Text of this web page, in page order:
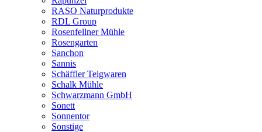
RASO Naturprodukte
RDL Group
Rosenfellner Mühle
Rosengarten
Sanchon
Sannis
Schäffler Teigwaren
Schalk Mühle
Schwarzmann GmbH
Sonett
Sonnentor
Sonstige